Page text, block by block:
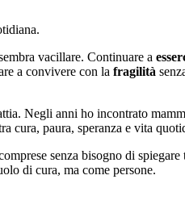
vacillare. Continuare a
a convivere con la fragilità
Negli anni ho incontrato
cura, paura, speranza e vita
senza bisogno di spiegare
di cura, ma come persone.